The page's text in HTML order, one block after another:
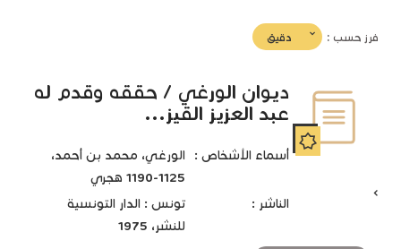
فرز حسب : (imediatدقيق
ديوان الورغي / حققه وقدم له
عبد العزيز القيز...
أسماء الأشخاص :
الورغي، محمد بن أحمد،
1125-1190 هجري
الناشر :
تونس : الدار التونسية
للنشر، 1975